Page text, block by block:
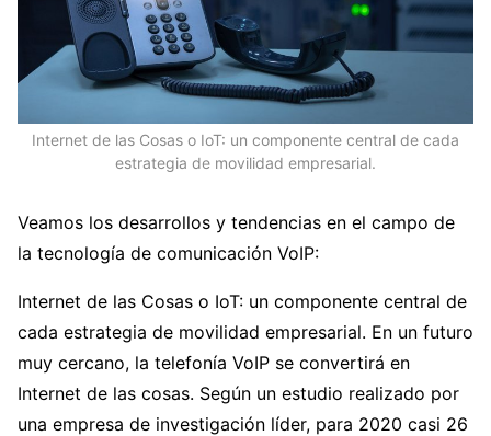
Internet de las Cosas o IoT: un componente central de cada
estrategia de movilidad empresarial.
Veamos los desarrollos y tendencias en el campo de
la tecnología de comunicación VoIP:
Internet de las Cosas o IoT: un componente central de
cada estrategia de movilidad empresarial. En un futuro
muy cercano, la telefonía VoIP se convertirá en
Internet de las cosas. Según un estudio realizado por
una empresa de investigación líder, para 2020 casi 26